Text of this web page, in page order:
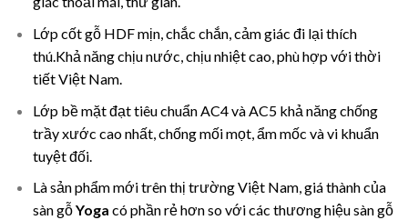
Lớp cốt gỗ HDF mịn, chắc chắn, cảm giác đi lại thích
thú.Khả năng chịu nước, chịu nhiệt cao, phù hợp với thời
tiết Việt Nam.
Lớp bề mặt đạt tiêu chuẩn AC4 và AC5 khả năng chống
trầy xước cao nhất, chống mối mọt, ẩm mốc và vi khuẩn
tuyệt đối.
Là sản phẩm mới trên thị trường Việt Nam, giá thành của
sàn gỗYoga có phần rẻ hơn so với các thương hiệu sàn gỗ